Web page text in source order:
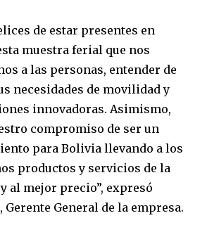
de estar presentes en
muestra ferial que nos
a las personas, entender de
necesidades de movilidad y
innovadoras. Asimismo,
compromiso de ser un
para Bolivia llevando a los
productos y servicios de la
al mejor precio”, expresó
General de la empresa.